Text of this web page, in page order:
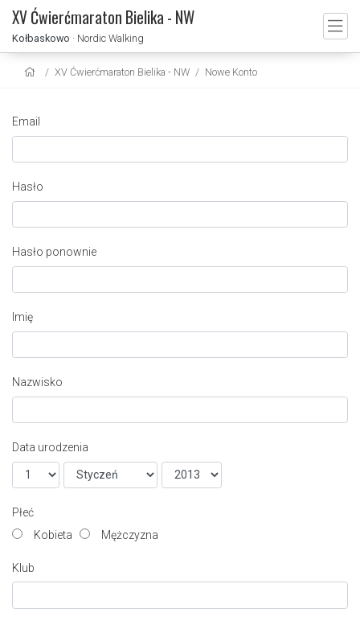
XV Ćwierćmaraton Bielika - NW
Kołbaskowo · Nordic Walking
XV Ćwierćmaraton Bielika - NW Nowe Konto
Email
Hasło
Hasło ponownie
Imię
Nazwisko
Data urodzenia
Płeć
Kobieta
Mężczyzna
Klub